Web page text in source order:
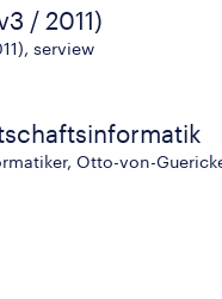
/ 2011)
serview
Otto-von-